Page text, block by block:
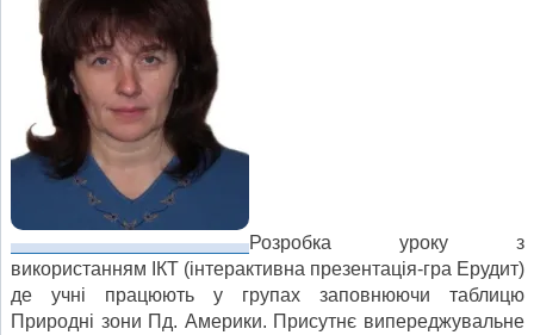
Розробка уроку з
використанням ІКТ (інтерактивна презентація-гра Ерудит)
де учні працюють у групах заповнюючи таблицю
Природні зони Пд. Америки. Присутнє випереджувальне